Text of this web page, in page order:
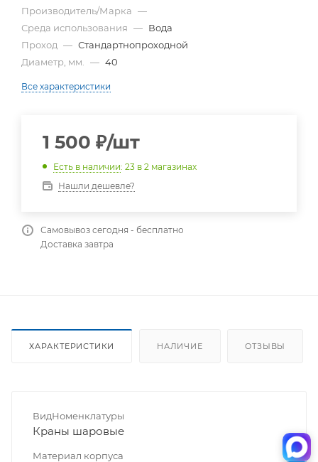
Производитель/Марка —
Среда использования — Вода
Проход — Стандартнопроходной
Диаметр, мм.
— 40
Все характеристики
1 500 ₽/шт
Есть в наличии: 23 в 2 магазинах
Нашли дешевле?
Самовывоз сегодня - бесплатно
Доставка завтра
ХАРАКТЕРИСТИКИ НАЛИЧИЕ ОТЗЫВЫ
ВидНоменклатуры
Краны шаровые
Материал корпуса